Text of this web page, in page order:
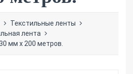
Текстильные ленты
лента
мм х 200 метров.